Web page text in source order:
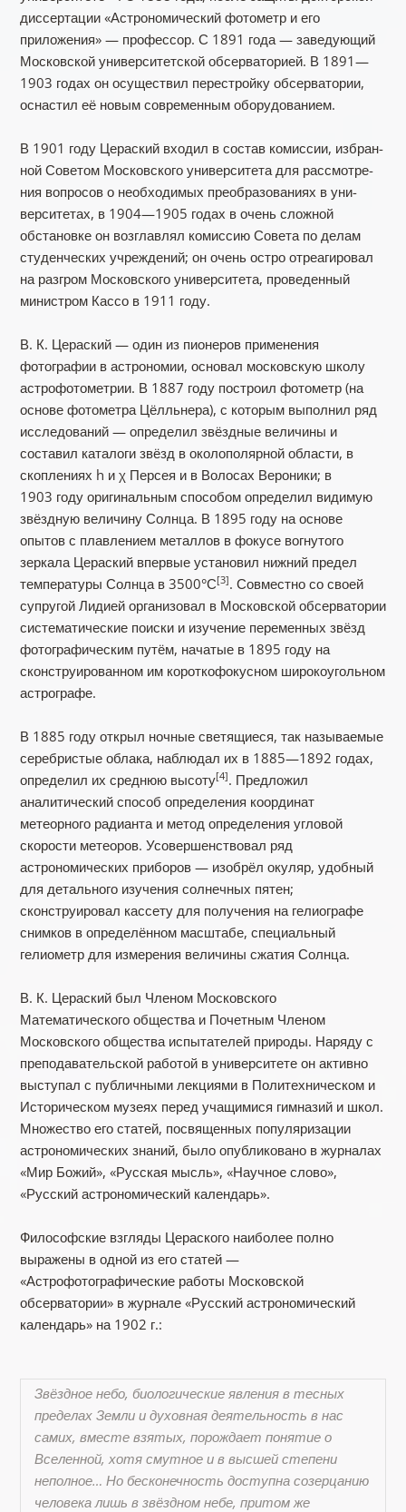
диссертации «Астрономический фотометр и его
приложения» — профессор. С 1891 года — заведующий
Московской университетской обсерваторией. В 1891—
1903 годах он осуществил перестройку обсерватории,
оснастил её новым современным оборудованием.
В 1901 году Цераский входил в состав комиссии, избран­
ной Советом Московского университета для рассмотре­
ния вопросов о необходимых преобразованиях в уни­
верситетах, в 1904—1905 годах в очень сложной
обстановке он возглавлял комиссию Совета по делам
студенческих учреждений; он очень остро отреагировал
на разгром Московского университета, про­веденный
министром Кассо в 1911 году.
В. К. Цераский — один из пионеров применения
фотографии в астрономии, основал московскую школу
астрофотометрии. В 1887 году построил фотометр (на
основе фотометра Цёлльнера), с которым выполнил ряд
исследований — определил звёздные величины и
составил каталоги звёзд в околополярной области, в
скоплениях h и χ Персея и в Волосах Вероники; в
1903 году оригинальным способом определил видимую
звёздную величину Солнца. В 1895 году на основе
опытов с плавлением металлов в фокусе вогнутого
зеркала Цераский впервые установил нижний предел
температуры Солнца в 3500°С[3]. Совместно со своей
супругой Лидией организовал в Московской обсерватории
систематические поиски и изучение переменных звёзд
фотографическим путём, начатые в 1895 году на
сконструированном им короткофокусном широкоугольном
астрографе.
В 1885 году открыл ночные светящиеся, так называемые
серебристые облака, наблюдал их в 1885—1892 годах,
определил их среднюю высоту[4]. Предложил
аналитический способ определения координат
метеорного радианта и метод определения угловой
скорости метеоров. Усовершенствовал ряд
астрономических приборов — изобрёл окуляр, удобный
для детального изучения солнечных пятен;
сконструировал кассету для получения на гелиографе
снимков в определённом масштабе, специальный
гелиометр для измерения величины сжатия Солнца.
В. К. Цераский был Членом Московского
Математического общества и Почетным Членом
Московского общества испытателей природы. Наряду с
преподавательской работой в университете он активно
выступал с публичными лекциями в Политехническом и
Историческом музеях перед учащимися гимназий и школ.
Множество его статей, посвященных популяризации
астрономических знаний, было опубликовано в журналах
«Мир Божий», «Русская мысль», «Научное слово»,
«Русский астрономический календарь».
Философские взгляды Цераского наиболее полно
выражены в одной из его статей —
«Астрофотографические работы Московской
обсерватории» в журнале «Русский астрономический
календарь» на 1902 г.:
Звёзд­ное небо, биологические явления в тесных
пределах Земли и духовная деятельность в нас
самих, вместе взятых, порождает понятие о
Вселенной, хотя смутное и в высшей степени
неполное… Но бесконечность до­ступна созерцанию
человека лишь в звёздном небе, при­том же